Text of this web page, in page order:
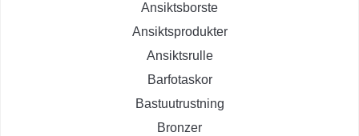
Ansiktsborste
Ansiktsprodukter
Ansiktsrulle
Barfotaskor
Bastuutrustning
Bronzer